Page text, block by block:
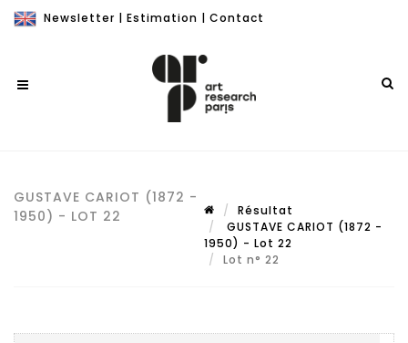
Newsletter | Estimation | Contact
GUSTAVE CARIOT (1872 -
1950) - LOT 22
Résultat
GUSTAVE CARIOT (1872 -
1950) - Lot 22
Lot n° 22